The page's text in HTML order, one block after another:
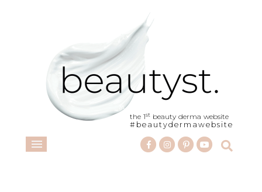
the 1st beauty derma website
#beautydermawebsite